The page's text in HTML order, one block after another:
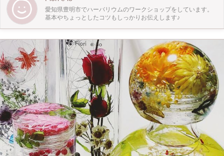
にしても喜ばれます✨ 私たちのワークショップを通じてハーバリウムを好きにな
ってもらえたら嬉しいです✨愛知県豊明市でハーバリウムのワークショップをしています。
基本やちょっとしたコツもしっかりお伝えします♪